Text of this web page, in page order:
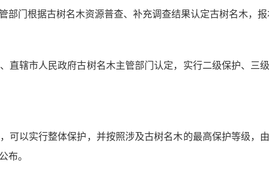
部门根据古树名木资源普查、补充调查结果认定古树名木，报
直辖市人民政府古树名木主管部门认定，实行二级保护、三
可以实行整体保护，并按照涉及古树名木的最高保护等级，
布。